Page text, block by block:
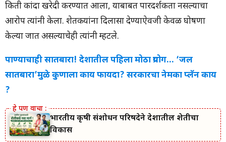
किती कांदा खरेदी करण्यात आला, याबाबत पारदर्शकता नसल्याचा
आरोप त्यांनी केला. शेतकऱ्यांना दिलासा देण्याऐवजी केवळ घोषणा
केल्या जात असल्याचेही त्यांनी म्हटले.
पाण्याचाही सातबारा! देशातील पहिला मोठा प्रयोग… ‘जल
सातबारा’मुळे कुणाला काय फायदा? सरकारचा नेमका प्लॅन काय
?
भारतीय कृषी संशोधन परिषदेने देशातील शेतीचा
विकास